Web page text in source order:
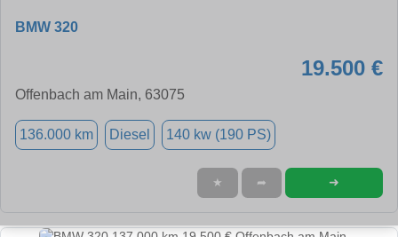
BMW 320
19.500 €
Offenbach am Main, 63075
136.000 km Diesel 140 kw (190 PS)
★ ➦ ➜